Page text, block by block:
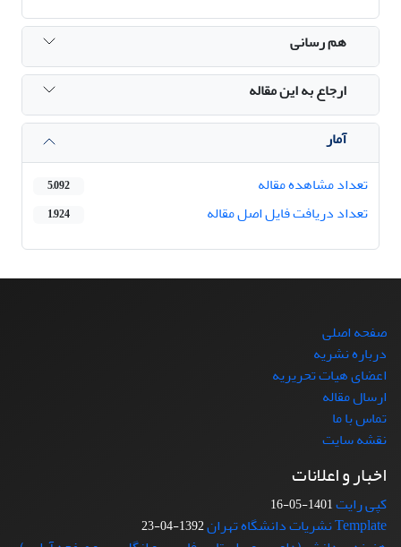
هم رسانی
ارجاع به این مقاله
آمار
تعداد مشاهده مقاله
5,092
تعداد دریافت فایل اصل مقاله 1,924
صفحه اصلی
درباره نشریه
اعضای هیات تحریریه
ارسال مقاله
تماس با ما
نقشه سایت
اخبار و اعلانات
کپی رایت1401-05-16
Template نشریات دانشگاه تهران 1392-04-23